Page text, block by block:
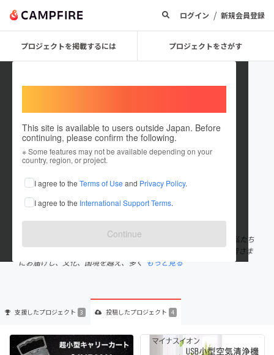
ログイン / 新規会員登録
プロジェクトを掲載するには プロジェクトをさがす
This site is available to users outside Japan. Before
continuing, please confirm the following.
※ Some features may not be available depending on your
country, region, or project.
I agree to the Terms of Use and Privacy Policy.
I agree to the International Support Terms.
Continue
mon favori
これまでに3回支援して4件のプロジェクトを投稿しています
在住国：日本 現在地：埼玉県
出身国：日本 出身地：埼玉県
Mon Favavori はフランス語で 私のお気に入り という意味です。 私たち
はデザイン性、品質、機能性に優れ日本でまだ珍しい海外製品を皆さま
にお届けし、文化、国境を越え、多く
もっと見る
支援したプロジェクト 3 投稿したプロジェクト 4